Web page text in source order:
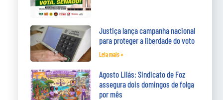
Justiça lança campanha nacional
para proteger a liberdade do voto
Leia mais »
Agosto Lilás: Sindicato de Foz
assegura dois domingos de folga
por mês